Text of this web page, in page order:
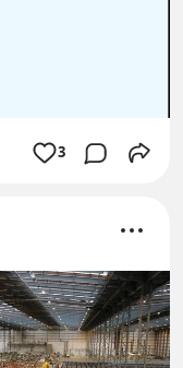
3